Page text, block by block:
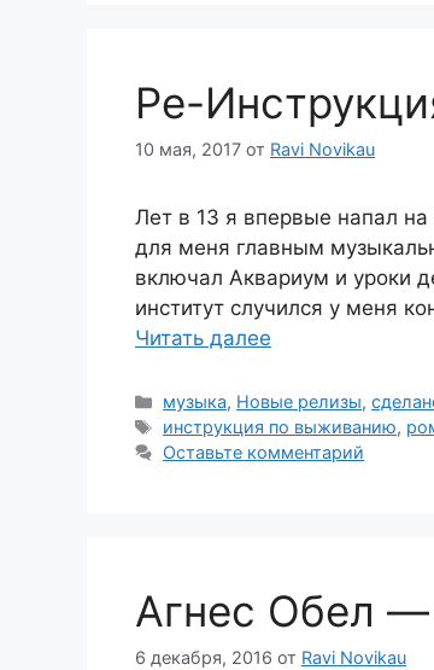
Ре-
10 мая, 2017 от Ravi Novikau
Лет в 13 я впервые напал
для меня главным
включал Аквариум и уроки
институт случился у меня
Читать далее
Рубрики
музыка, Новые релизы,
Метки
инструкция по выживанию,
Оставьте комментарий
Агнес Обел
6 декабря, 2016 от Ravi Novikau